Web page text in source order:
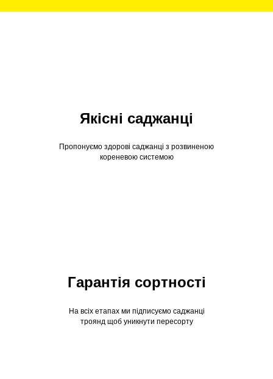
Пропонуємо здорові саджанці з розвиненою
кореневою системою
На всіх етапах ми підписуємо саджанці
троянд щоб уникнути пересорту
Якісні саджанці
Гарантія сортності